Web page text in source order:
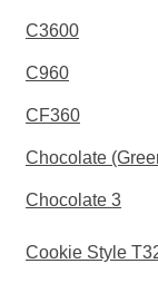
C3600
C960
CF360
Chocolate
Chocolate 3
Cookie Style